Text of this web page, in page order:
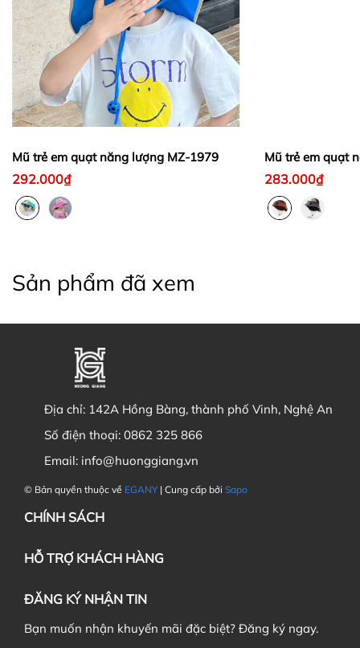
Mũ trẻ em quạt năng lượng MZ-1979
292.000₫
Mũ trẻ em quạt
283.000₫
Sản phẩm đã xem
Địa chỉ: 142A Hồng Bàng, thành phố Vinh, Nghệ An
Số điện thoại: 0862 325 866
Email: info@huonggiang.vn
© Bản quyền thuộc về EGANY | Cung cấp bởi Sapo
CHÍNH SÁCH
HỖ TRỢ KHÁCH HÀNG
ĐĂNG KÝ NHẬN TIN
Bạn muốn nhận khuyến mãi đặc biệt? Đăng ký ngay.